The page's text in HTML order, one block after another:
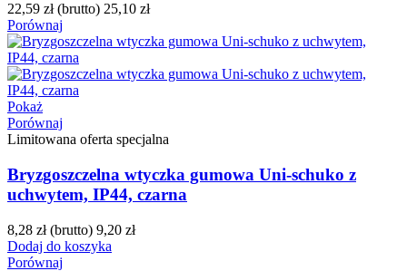
22,59 zł (brutto) 25,10 zł
Porównaj
Pokaż
Porównaj
Limitowana oferta specjalna
Bryzgoszczelna wtyczka gumowa Uni-schuko z
uchwytem, IP44, czarna
8,28 zł (brutto) 9,20 zł
Dodaj do koszyka
Porównaj